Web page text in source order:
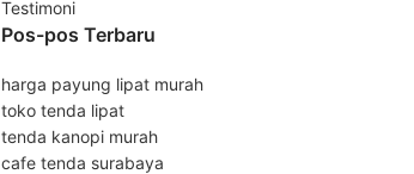
Testimoni
Pos-pos Terbaru
harga payung lipat murah
toko tenda lipat
tenda kanopi murah
cafe tenda surabaya